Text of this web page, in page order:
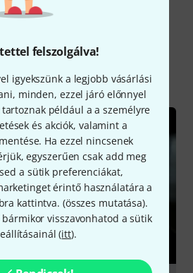
felszolgálva!
igyekszünk a legjobb vásárlási
minden, ezzel járó előnnyel
tartoznak például a a személyre
és akciók, valamint a
Ha ezzel nincsenek
egyszerűen csak add meg
a sütik preferenciákat,
érintő használatára a
kattintva. (összes mutatása).
visszavonhatod a sütik
(itt).
Kalauz